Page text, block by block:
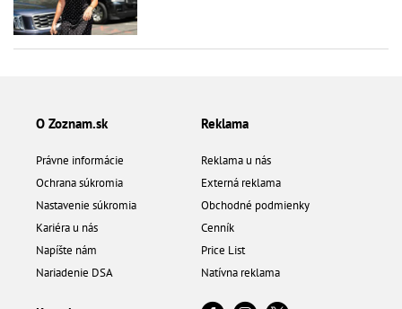
O Zoznam.sk
Právne informácie
Ochrana súkromia
Nastavenie súkromia
Kariéra u nás
Napíšte nám
Nariadenie DSA
Reklama
Reklama u nás
Externá reklama
Obchodné podmienky
Cenník
Price List
Natívna reklama